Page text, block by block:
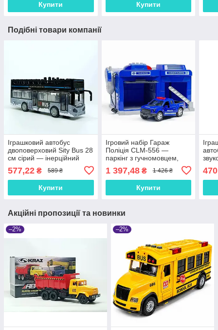
Купити Купити
Подібні товари компанії
Іграшковий автобус
двоповерховий Sity Bus 28
см сірий — інерційний
світлом і звуком, арт.
JS122-122A
577,22 ₴ 589 ₴
Купити
Ігровий набір Гараж
Поліція CLM-556 —
паркінг з гучномовцем,
світло і звук, поліцейська
машинка
1 397,48₴ 1 426 ₴
Купити
Акційні пропозиції та новинки
–2% –2%